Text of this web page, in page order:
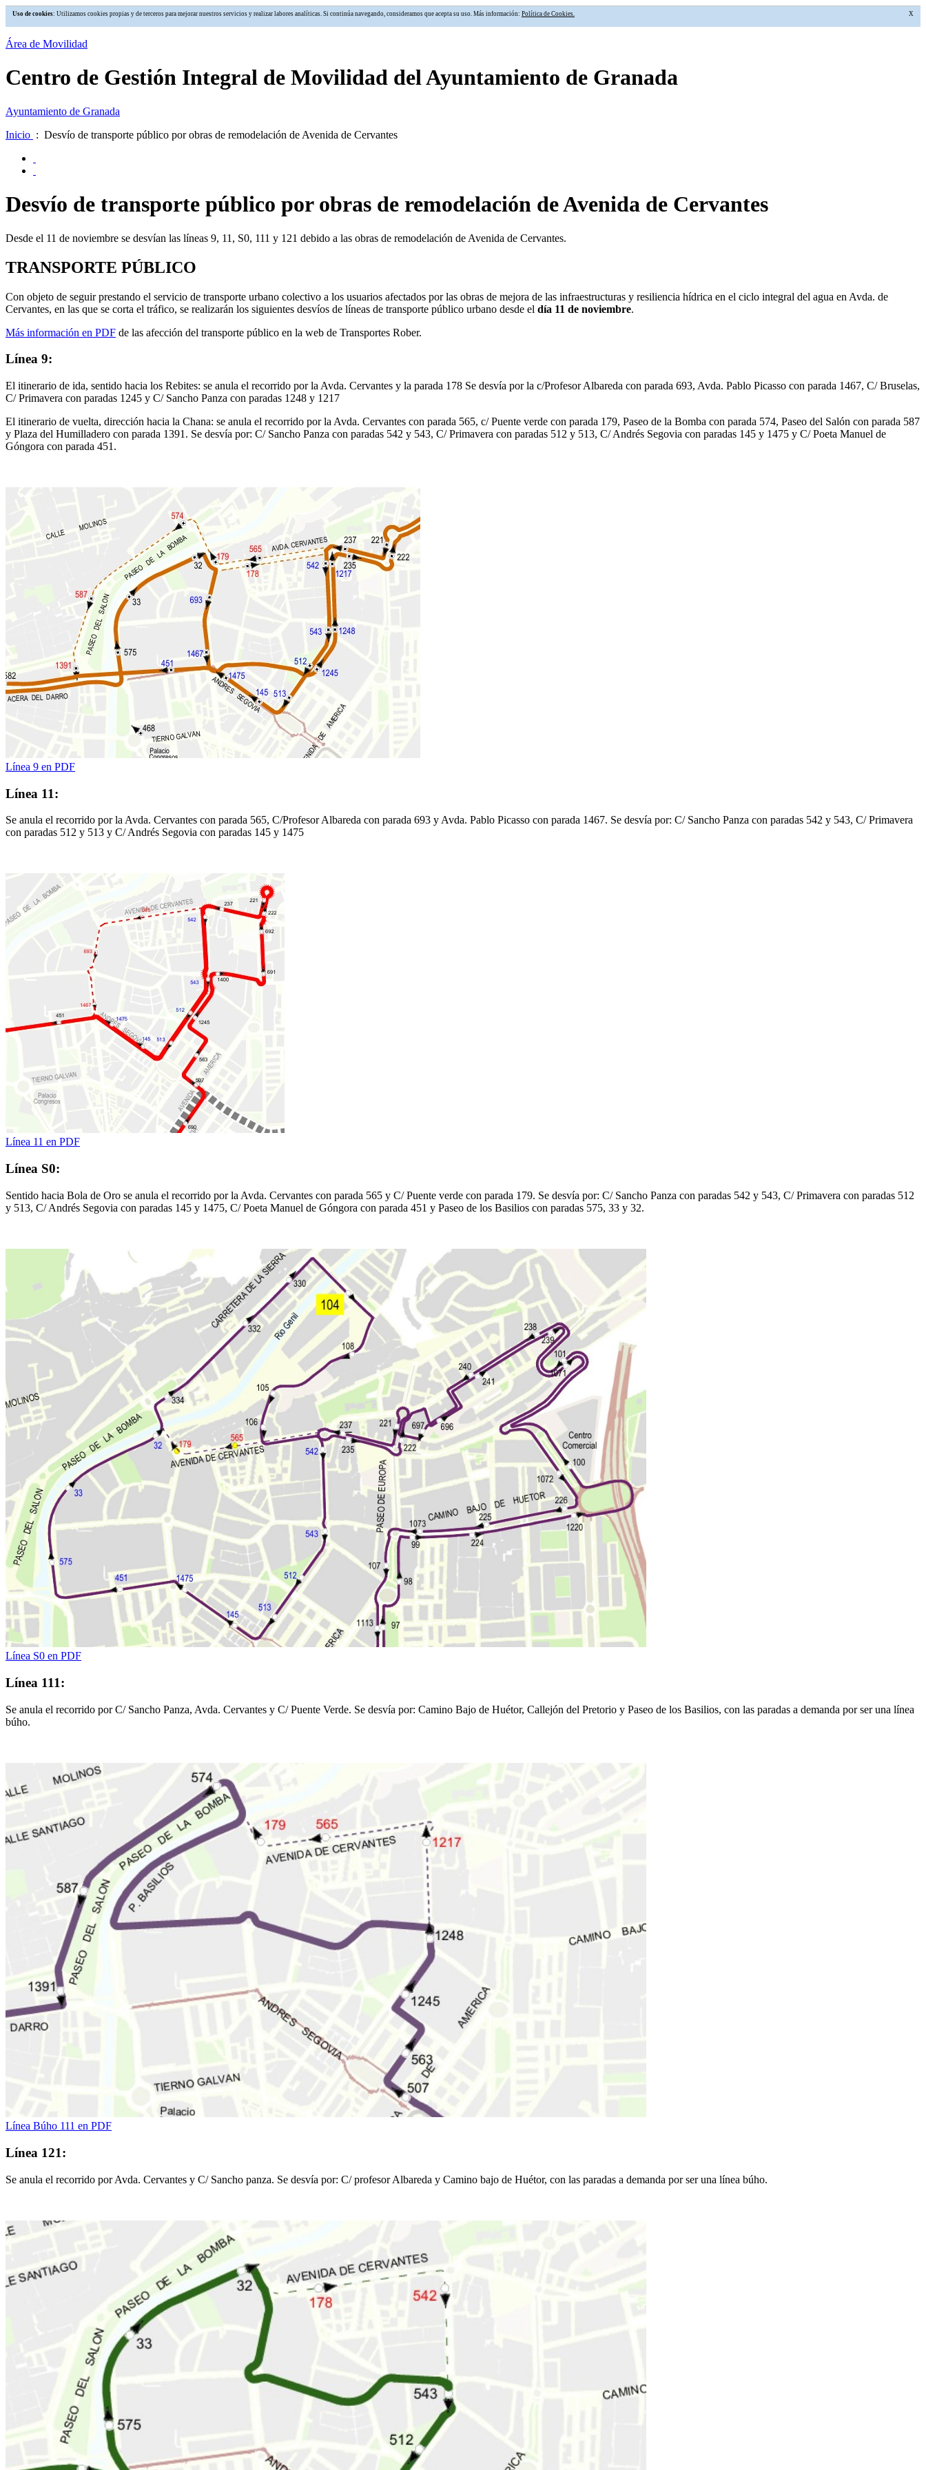
Uso de cookies: Utilizamos cookies propias y de terceros para mejorar nuestros servicios y realizar labores analíticas. Si continúa navegando, consideramos que acepta su uso. Más información: Política de Cookies. X
Área de Movilidad
Centro de Gestión Integral de Movilidad del Ayuntamiento de Granada
Ayuntamiento de Granada
Inicio : Desvío de transporte público por obras de remodelación de Avenida de Cervantes
Desvío de transporte público por obras de remodelación de Avenida de Cervantes
Desde el 11 de noviembre se desvían las líneas 9, 11, S0, 111 y 121 debido a las obras de remodelación de Avenida de Cervantes.
TRANSPORTE PÚBLICO
Con objeto de seguir prestando el servicio de transporte urbano colectivo a los usuarios afectados por las obras de mejora de las infraestructuras y resiliencia hídrica en el ciclo integral del agua en Avda. de
Cervantes, en las que se corta el tráfico, se realizarán los siguientes desvíos de líneas de transporte público urbano desde el día 11 de noviembre.
Más información en PDF de las afección del transporte público en la web de Transportes Rober.
Línea 9:
El itinerario de ida, sentido hacia los Rebites: se anula el recorrido por la Avda. Cervantes y la parada 178 Se desvía por la c/Profesor Albareda con parada 693, Avda. Pablo Picasso con parada 1467, C/ Bruselas,
C/ Primavera con paradas 1245 y C/ Sancho Panza con paradas 1248 y 1217
El itinerario de vuelta, dirección hacia la Chana: se anula el recorrido por la Avda. Cervantes con parada 565, c/ Puente verde con parada 179, Paseo de la Bomba con parada 574, Paseo del Salón con parada 587
y Plaza del Humilladero con parada 1391. Se desvía por: C/ Sancho Panza con paradas 542 y 543, C/ Primavera con paradas 512 y 513, C/ Andrés Segovia con paradas 145 y 1475 y C/ Poeta Manuel de
Góngora con parada 451.
Línea 9 en PDF
Línea 11:
Se anula el recorrido por la Avda. Cervantes con parada 565, C/Profesor Albareda con parada 693 y Avda. Pablo Picasso con parada 1467. Se desvía por: C/ Sancho Panza con paradas 542 y 543, C/ Primavera
con paradas 512 y 513 y C/ Andrés Segovia con paradas 145 y 1475
Línea 11 en PDF
Línea S0:
Sentido hacia Bola de Oro se anula el recorrido por la Avda. Cervantes con parada 565 y C/ Puente verde con parada 179. Se desvía por: C/ Sancho Panza con paradas 542 y 543, C/ Primavera con paradas 512
y 513, C/ Andrés Segovia con paradas 145 y 1475, C/ Poeta Manuel de Góngora con parada 451 y Paseo de los Basilios con paradas 575, 33 y 32.
Línea S0 en PDF
Línea 111:
Se anula el recorrido por C/ Sancho Panza, Avda. Cervantes y C/ Puente Verde. Se desvía por: Camino Bajo de Huétor, Callejón del Pretorio y Paseo de los Basilios, con las paradas a demanda por ser una línea
búho.
Línea Búho 111 en PDF
Línea 121:
Se anula el recorrido por Avda. Cervantes y C/ Sancho panza. Se desvía por: C/ profesor Albareda y Camino bajo de Huétor, con las paradas a demanda por ser una línea búho.